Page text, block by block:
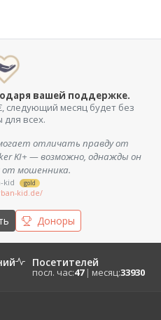
вашей поддержке.
следующий месяц будет без
для всех.
отличать правду от
KI+ — возможно, однажды он
от мошенника.
kid gold
kid.de/
Доноры
Посетителей
посл. час:47 | месяц:33930